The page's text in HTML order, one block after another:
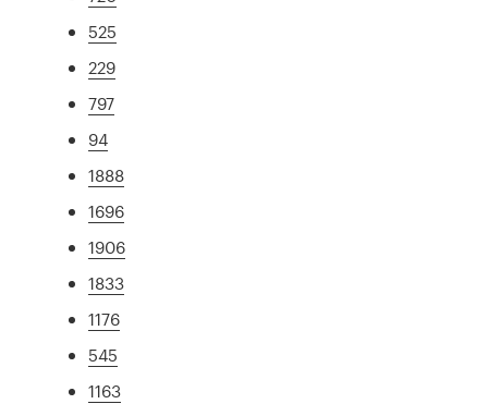
525
229
797
94
1888
1696
1906
1833
1176
545
1163